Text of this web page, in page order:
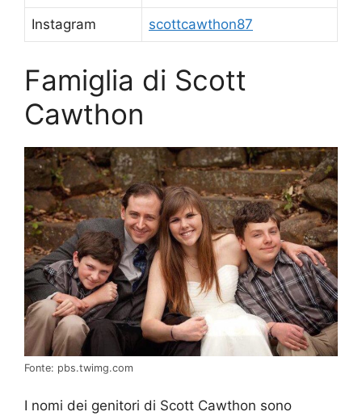
Instagram scottcawthon87
Famiglia di Scott
Cawthon
Fonte: pbs.twimg.com
I nomi dei genitori di Scott Cawthon sono